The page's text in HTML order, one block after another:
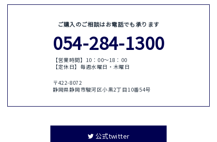
ご購入のご相談はお電話でも承ります
054-284-1300
【営業時間】10：00〜18：00
【定休日】毎週水曜日・木曜日
〒422-8072
静岡県静岡市駿河区小黒2丁目10番54号
公式twitter